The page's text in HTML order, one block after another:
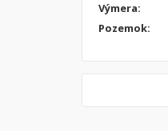
Výmera:
Pozemok: